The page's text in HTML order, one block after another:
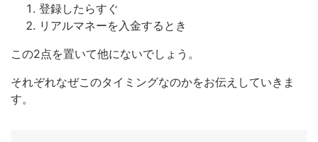
登録したらすぐ
リアルマネーを入金するとき
この2点を置いて他にないでしょう。
それぞれなぜこのタイミングなのかをお伝えしていきま
す。